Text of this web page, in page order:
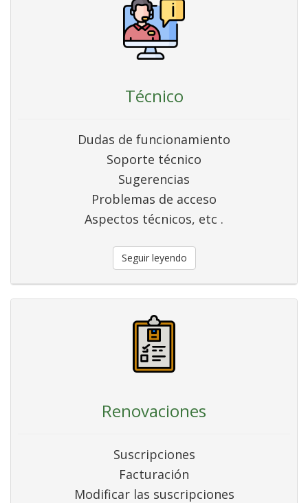
Técnico
Dudas de funcionamiento
Soporte técnico
Sugerencias
Problemas de acceso
Aspectos técnicos, etc .
Seguir leyendo
Renovaciones
Suscripciones
Facturación
Modificar las suscripciones